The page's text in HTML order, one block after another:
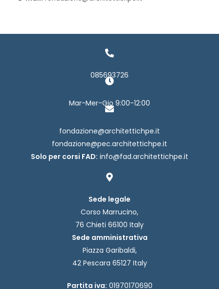
085693726
Mar-Mer-Gio 9:00-12:00
fondazione@architettichpe.it
fondazione@pec.architettichpe.it
Solo per corsi FAD: info@fad.architettichpe.it
Sede legale
Corso Marrucino,
76 Chieti 66100 Italy
Sede amministrativa
Piazza Garibaldi,
42 Pescara 65127 Italy
Partita iva: 01970170690